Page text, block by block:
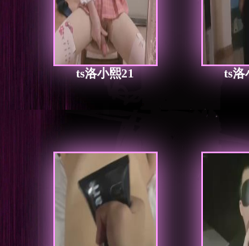
ts洛小熙21 ts洛